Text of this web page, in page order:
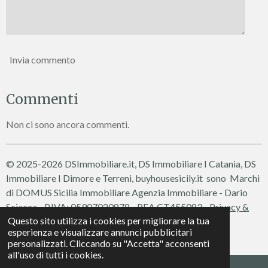
Questo sito utilizza i cookies per migliorare la tua
esperienza e visualizzare annunci pubblicitari
personalizzati. Cliccando su "Accetta" acconsenti
all'uso di tutti i cookies.
Invia commento
Commenti
Non ci sono ancora commenti.
© 2025-2026 DSImmobiliare.it, DS Immobiliare I Catania, DS
Immobiliare I Dimore e Terreni, buyhousesicily.it sono Marchi
di DOMUS Sicilia ImmobiliareAgenzia Immobiliare - Dario
Sciacca - P.IVA: 05907020878 - REA CT455083 -Privacy &
Cookie Policy
Fornito daWebador